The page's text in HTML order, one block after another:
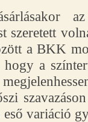
szeretett
a BKK
a
variáció